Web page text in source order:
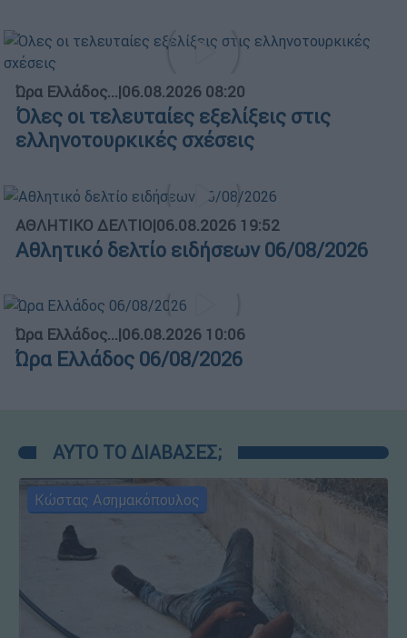
Ώρα Ελλάδος...|06.08.2026 08:20
Όλες οι τελευταίες εξελίξεις στις
ελληνοτουρκικές σχέσεις
ΑΘΛΗΤΙΚΟ ΔΕΛΤΙΟ|06.08.2026 19:52
Αθλητικό δελτίο ειδήσεων 06/08/2026
Ώρα Ελλάδος...|06.08.2026 10:06
Ώρα Ελλάδος 06/08/2026
ΑΥΤΟ ΤΟ ΔΙΑΒΑΣΕΣ;
Κώστας Ασημακόπουλος